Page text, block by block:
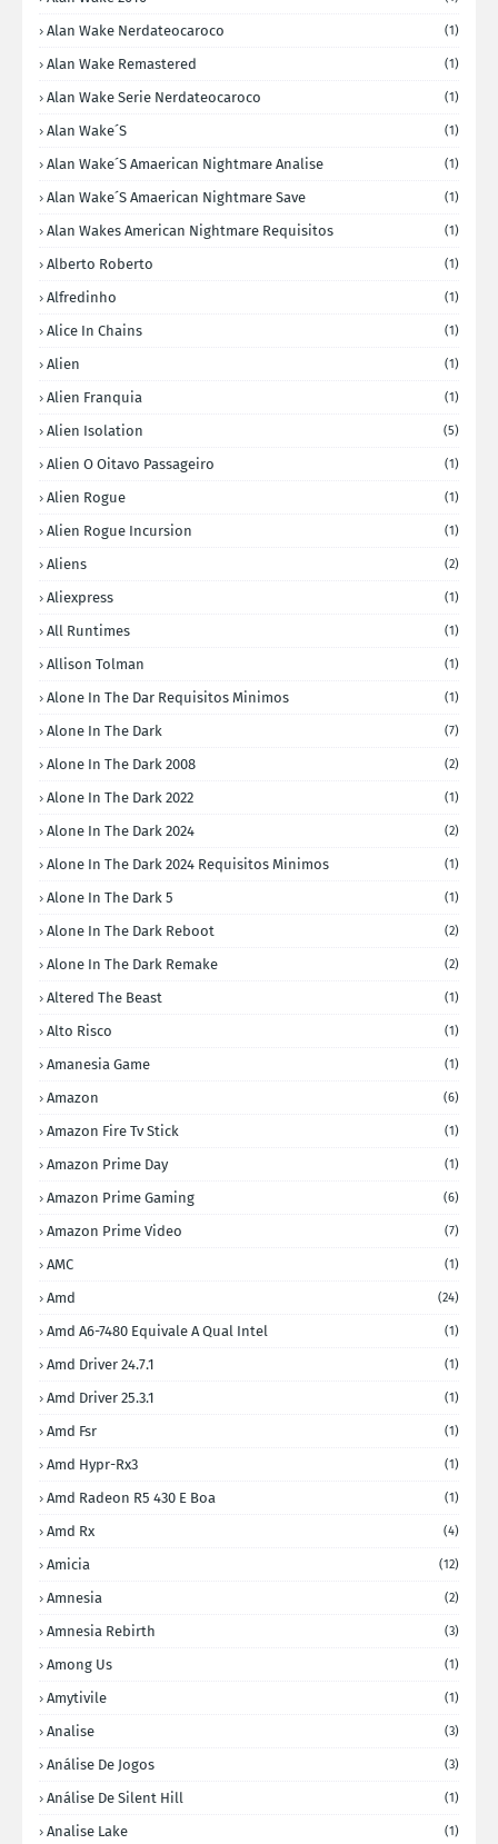
Alan Wake Nerdateocaroco (1)
Alan Wake Remastered (1)
Alan Wake Serie Nerdateocaroco (1)
Alan Wake´s (1)
Alan Wake´s Amaerican Nightmare Analise (1)
Alan Wake´s Amaerican Nightmare Save (1)
Alan Wakes American Nightmare Requisitos (1)
Alberto Roberto (1)
Alfredinho (1)
Alice In Chains (1)
Alien (1)
Alien Franquia (1)
Alien Isolation (5)
Alien O Oitavo Passageiro (1)
Alien Rogue (1)
Alien Rogue Incursion (1)
Aliens (2)
Aliexpress (1)
All Runtimes (1)
Allison Tolman (1)
Alone In The Dar Requisitos Minimos (1)
Alone In The Dark (7)
Alone In The Dark 2008 (2)
Alone In The Dark 2022 (1)
Alone In The Dark 2024 (2)
Alone In The Dark 2024 Requisitos Minimos (1)
Alone In The Dark 5 (1)
Alone In The Dark Reboot (2)
Alone In The Dark Remake (2)
Altered The Beast (1)
Alto Risco (1)
Amanesia Game (1)
Amazon (6)
Amazon Fire Tv Stick (1)
Amazon Prime Day (1)
Amazon Prime Gaming (6)
Amazon Prime Video (7)
AMC (1)
Amd (24)
Amd A6-7480 Equivale A Qual Intel (1)
Amd Driver 24.7.1 (1)
Amd Driver 25.3.1 (1)
Amd Fsr (1)
Amd Hypr-Rx3 (1)
Amd Radeon R5 430 E Boa (1)
Amd Rx (4)
Amicia (12)
Amnesia (2)
Amnesia Rebirth (3)
Among Us (1)
Amytivile (1)
Analise (3)
Análise De Jogos (3)
Análise De Silent Hill (1)
Analise Lake (1)